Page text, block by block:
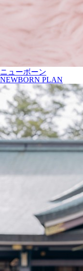
ニューボーン
NEWBORN PLAN